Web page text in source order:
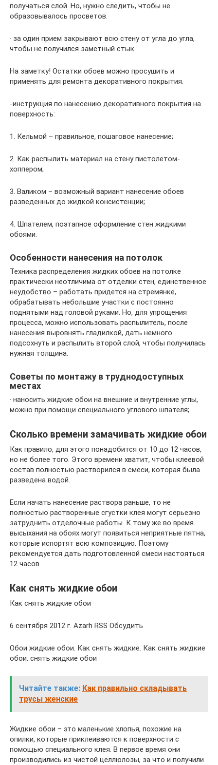
получаться слой. Но, нужно следить, чтобы не
образовывалось просветов.
· за один прием закрывают всю стену от угла до угла,
чтобы не получился заметный стык.
На заметку! Остатки обоев можно просушить и
применять для ремонта декоративного покрытия.
-инструкция по нанесению декоративного покрытия на
поверхность:
1. Кельмой – правильное, пошаговое нанесение;
2. Как распылить материал на стену пистолетом-
хоппером;
3. Валиком – возможный вариант нанесение обоев
разведенных до жидкой консистенции;
4. Шпателем, поэтапное оформление стен жидкими
обоями.
Особенности нанесения на потолок
Техника распределения жидких обоев на потолке
практически неотличима от отделки стен, единственное
неудобство – работать придется на стремянке,
обрабатывать небольшие участки с постоянно
поднятыми над головой руками. Но, для упрощения
процесса, можно использовать распылитель, после
нанесения выровнять гладилкой, дать немного
подсохнуть и распылить второй слой, чтобы получилась
нужная толщина.
Советы по монтажу в труднодоступных
местах
· наносить жидкие обои на внешние и внутренние углы,
можно при помощи специального углового шпателя;
Сколько времени замачивать жидкие обои
Как правило, для этого понадобится от 10 до 12 часов,
но не более того. Этого времени хватит, чтобы клеевой
состав полностью растворился в смеси, которая была
разведена водой.
Если начать нанесение раствора раньше, то не
полностью растворенные сгустки клея могут серьезно
затруднить отделочные работы. К тому же во время
высыхания на обоях могут появиться неприятные пятна,
которые испортят всю композицию. Поэтому
рекомендуется дать подготовленной смеси настояться
12 часов.
Как снять жидкие обои
Как снять жидкие обои
6 сентября 2012 г. Azarh RSS Обсудить
Обои жидкие обои. Как снять жидкие. Как снять жидкие
обои. снять жидкие обои
Читайте также: Как правильно складывать
трусы женские
Жидкие обои – это маленькие хлопья, похожие на
опилки, которые приклеиваются к поверхности с
помощью специального клея. В первое время они
производились из чистой целлюлозы, за что и получили